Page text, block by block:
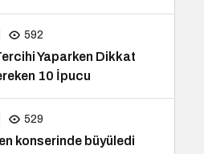
592
Yaparken Dikkat
10 İpucu
529
konserinde büyüledi